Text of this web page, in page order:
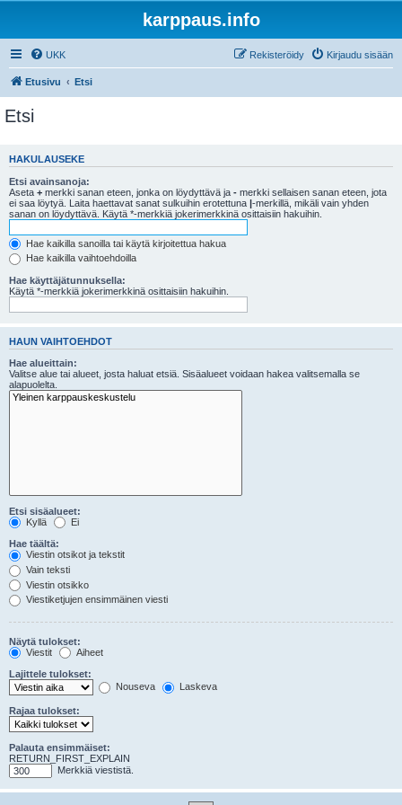
karppaus.info
UKK Kirjaudu sisään
Rekisteröidy
Etusivu Etsi
Etsi
HAKULAUSEKE
Etsi avainsanoja:
Aseta + merkki sanan eteen, jonka on löydyttävä ja - merkki sellaisen sanan eteen, jota
ei saa löytyä. Laita haettavat sanat sulkuihin erotettuna |-merkillä, mikäli vain yhden
sanan on löydyttävä. Käytä *-merkkiä jokerimerkkinä osittaisiin hakuihin.
Hae kaikilla sanoilla tai käytä kirjoitettua hakua
Hae kaikilla vaihtoehdoilla
Hae käyttäjätunnuksella:
Käytä *-merkkiä jokerimerkkinä osittaisiin hakuihin.
HAUN VAIHTOEHDOT
Hae alueittain:
Valitse alue tai alueet, josta haluat etsiä. Sisäalueet voidaan hakea valitsemalla se
alapuolelta.
Etsi sisäalueet:
Kyllä
Ei
Hae täältä:
Viestin otsikot ja tekstit
Vain teksti
Viestin otsikko
Viestiketjujen ensimmäinen viesti
Näytä tulokset:
Viestit
Aiheet
Lajittele tulokset:
Nouseva
Laskeva
Rajaa tulokset:
Palauta ensimmäiset:
RETURN_FIRST_EXPLAIN
Merkkiä viestistä.